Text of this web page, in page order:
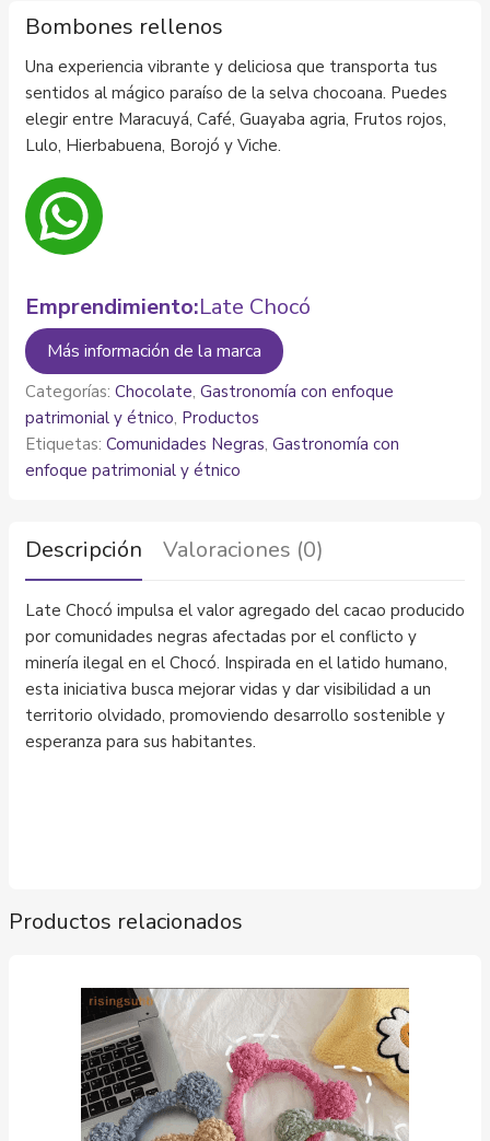
Bombones rellenos
Una experiencia vibrante y deliciosa que transporta tus
sentidos al mágico paraíso de la selva chocoana. Puedes
elegir entre Maracuyá, Café, Guayaba agria, Frutos rojos,
Lulo, Hierbabuena, Borojó y Viche.
Emprendimiento:Late Chocó
Más información de la marca
Categorías: Chocolate, Gastronomía con enfoque
patrimonial y étnico, Productos
Etiquetas: Comunidades Negras, Gastronomía con
enfoque patrimonial y étnico
Descripción Valoraciones (0)
Late Chocó impulsa el valor agregado del cacao producido
por comunidades negras afectadas por el conflicto y
minería ilegal en el Chocó. Inspirada en el latido humano,
esta iniciativa busca mejorar vidas y dar visibilidad a un
territorio olvidado, promoviendo desarrollo sostenible y
esperanza para sus habitantes.
Productos relacionados